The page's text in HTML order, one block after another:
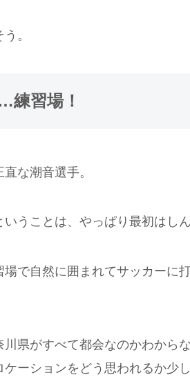
。
練習場！
な潮音選手。
うことは、やっぱり最初はし
で自然に囲まれてサッカーに
県がすべて都会なのかわから
ーションをどう思われるか少